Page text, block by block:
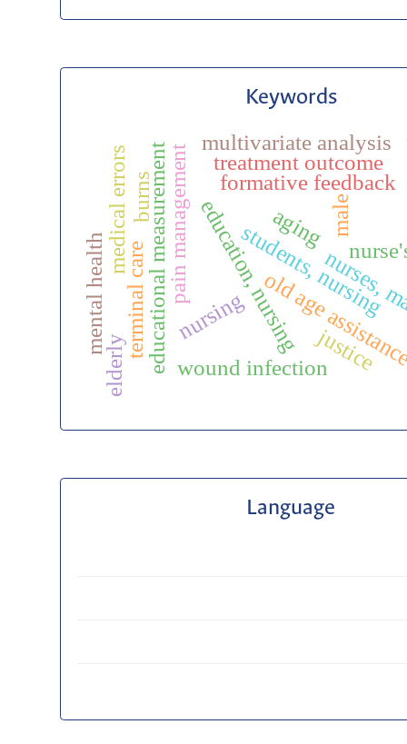
Keywords
nursing nurses,
students, nursing
male
educational measurementeducation, nursing
formative feedback
wound infection
pain management
burns
treatment outcome
aging
multivariate analysis
old age
terminal care
medical errors
justice
elderly
mental health
Language